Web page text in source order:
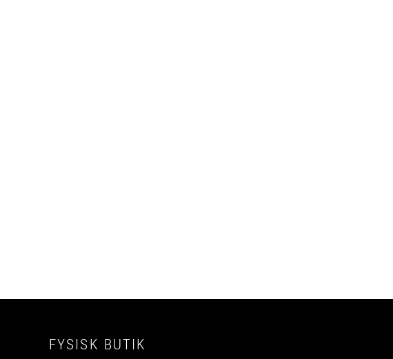
FYSISK BUTIK